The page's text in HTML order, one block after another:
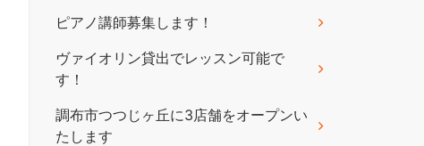
ピアノ講師募集します！
ヴァイオリン貸出でレッスン可能で
す！
調布市つつじヶ丘に3店舗をオープンい
たします